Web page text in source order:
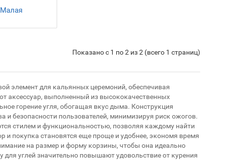
Показано с 1 по 2 из 2 (всего 1 страниц)
элемент для кальянных церемоний, обеспечивая
аксессуар, выполненный из высококачественных
горение угля, обогащая вкус дыма. Конструкция
и безопасности пользователей, минимизируя риск ожогов.
стилем и функциональностью, позволяя каждому найти
и покупка становятся еще проще и удобнее, экономя время
на размер и форму корзины, чтобы она идеально
углей значительно повышают удовольствие от курения